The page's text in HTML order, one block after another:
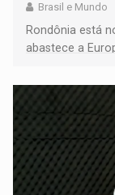
Brasil e Mundo
Rondônia está
abastece a